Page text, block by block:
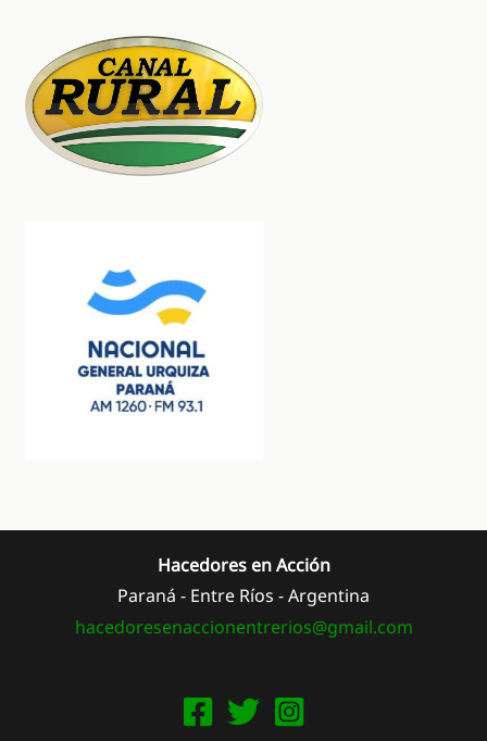
Hacedores en Acción
Paraná - Entre Ríos - Argentina
hacedoresenaccionentrerios@gmail.com